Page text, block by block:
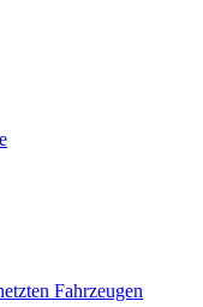
Fahrzeugen